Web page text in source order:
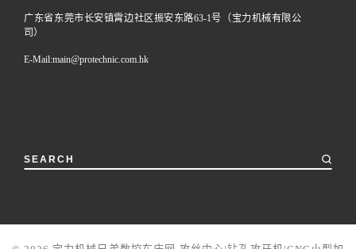
广东省东莞市长安镇霄边社区振安东路63-1号（宝力机械有限公
司）
E-Mail:main@protechnic.com.hk
SEARCH